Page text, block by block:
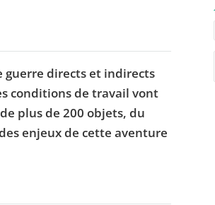
guerre directs et indirects
conditions de travail vont
plus de 200 objets, du
enjeux de cette aventure